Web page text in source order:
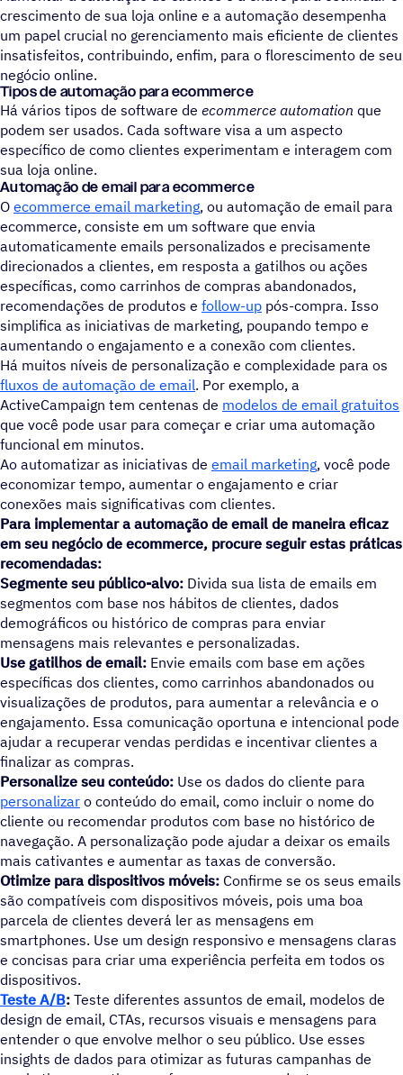
crescimento de sua loja online e a automação desempenha
um papel crucial no gerenciamento mais eficiente de clientes
insatisfeitos, contribuindo, enfim, para o florescimento de seu
negócio online.
Tipos de automação para ecommerce
Há vários tipos de software de ecommerce automation que
podem ser usados. Cada software visa a um aspecto
específico de como clientes experimentam e interagem com
sua loja online.
Automação de email para ecommerce
O ecommerce email marketing, ou automação de email para
ecommerce, consiste em um software que envia
automaticamente emails personalizados e precisamente
direcionados a clientes, em resposta a gatilhos ou ações
específicas, como carrinhos de compras abandonados,
recomendações de produtos e follow-up pós-compra. Isso
simplifica as iniciativas de marketing, poupando tempo e
aumentando o engajamento e a conexão com clientes.
Há muitos níveis de personalização e complexidade para os
fluxos de automação de email. Por exemplo, a
ActiveCampaign tem centenas de modelos de email gratuitos
que você pode usar para começar e criar uma automação
funcional em minutos.
Ao automatizar as iniciativas de email marketing, você pode
economizar tempo, aumentar o engajamento e criar
conexões mais significativas com clientes.
Para implementar a automação de email de maneira eficaz
em seu negócio de ecommerce, procure seguir estas práticas
recomendadas:
Segmente seu público-alvo: Divida sua lista de emails em
segmentos com base nos hábitos de clientes, dados
demográficos ou histórico de compras para enviar
mensagens mais relevantes e personalizadas.
Use gatilhos de email: Envie emails com base em ações
específicas dos clientes, como carrinhos abandonados ou
visualizações de produtos, para aumentar a relevância e o
engajamento. Essa comunicação oportuna e intencional pode
ajudar a recuperar vendas perdidas e incentivar clientes a
finalizar as compras.
Personalize seu conteúdo: Use os dados do cliente para
personalizar o conteúdo do email, como incluir o nome do
cliente ou recomendar produtos com base no histórico de
navegação. A personalização pode ajudar a deixar os emails
mais cativantes e aumentar as taxas de conversão.
Otimize para dispositivos móveis: Confirme se os seus emails
são compatíveis com dispositivos móveis, pois uma boa
parcela de clientes deverá ler as mensagens em
smartphones. Use um design responsivo e mensagens claras
e concisas para criar uma experiência perfeita em todos os
dispositivos.
Teste A/B: Teste diferentes assuntos de email, modelos de
design de email, CTAs, recursos visuais e mensagens para
entender o que envolve melhor o seu público. Use esses
insights de dados para otimizar as futuras campanhas de